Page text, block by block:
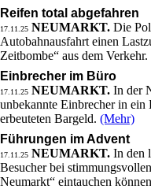
Reifen total abgefahren
17.11.25 NEUMARKT. Die
Autobahnausfahrt einen
Zeitbombe“ aus dem Verkehr.
Einbrecher im Büro
17.11.25 NEUMARKT. In der
unbekannte Einbrecher in
erbeuteten Bargeld. (Mehr)
Führungen im Advent
17.11.25 NEUMARKT. In den
Besucher bei
Neumarkt“ eintauchen